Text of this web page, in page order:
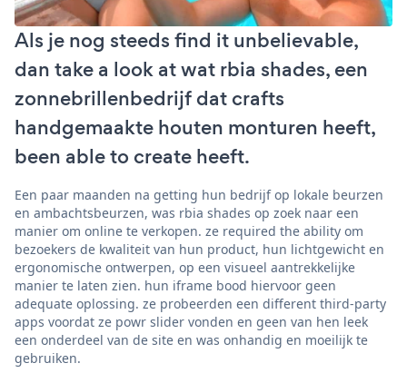
Als je nog steeds find it unbelievable,
dan take a look at wat rbia shades, een
zonnebrillenbedrijf dat crafts
handgemaakte houten monturen heeft,
been able to create heeft.
Een paar maanden na getting hun bedrijf op lokale beurzen
en ambachtsbeurzen, was rbia shades op zoek naar een
manier om online te verkopen. ze required the ability om
bezoekers de kwaliteit van hun product, hun lichtgewicht en
ergonomische ontwerpen, op een visueel aantrekkelijke
manier te laten zien. hun iframe bood hiervoor geen
adequate oplossing. ze probeerden een different third-party
apps voordat ze powr slider vonden en geen van hen leek
een onderdeel van de site en was onhandig en moeilijk te
gebruiken.